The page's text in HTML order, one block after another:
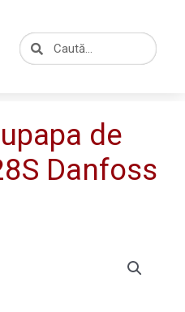
CautăCaută
de
Danfoss